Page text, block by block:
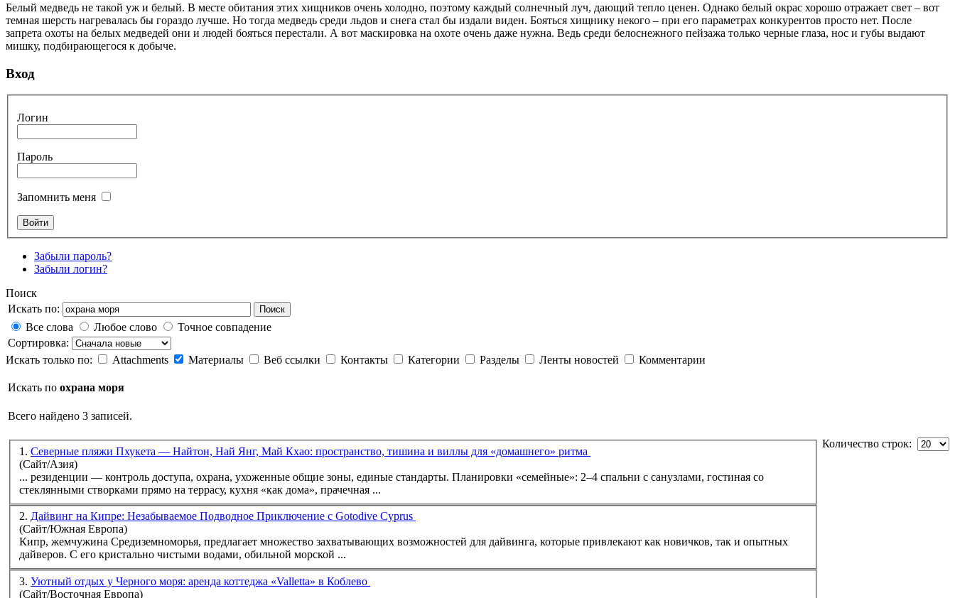
Белый медведь не такой уж и белый. В месте обитания этих хищников очень холодно, поэтому каждый солнечный луч, дающий тепло ценен. Однако белый окрас хорошо отражает свет – вот
темная шерсть нагревалась бы гораздо лучше. Но тогда медведь среди льдов и снега стал бы издали виден. Бояться хищнику некого – при его параметрах конкурентов просто нет. После
запрета охоты на белых медведей они и людей бояться перестали. А вот маскировка на охоте очень даже нужна. Ведь среди белоснежного пейзажа только черные глаза, нос и губы выдают
мишку, подбирающегося к добыче.
Вход
Логин
Пароль
Запомнить меня
Забыли пароль?
Забыли логин?
Поиск
Искать по:
Поиск
Все слова Любое слово
Точное совпадение
Сортировка:
Искать только по:
Attachments Материалы Веб ссылки Контакты Категории Разделы Ленты новостей Комментарии
Искать по охрана моря
Всего найдено 3 записей.
Количество строк:
1. Северные пляжи Пхукета — Найтон, Най Янг, Май Кхао: пространство, тишина и виллы для «домашнего» ритма
(Сайт/Азия)
... резиденции — контроль доступа, охрана, ухоженные общие зоны, единые стандарты. Планировки «семейные»: 2–4 спальни с санузлами, гостиная со
стеклянными створками прямо на террасу, кухня «как дома», прачечная ...
2. Дайвинг на Кипре: Незабываемое Подводное Приключение с Gotodive Cyprus
(Сайт/Южная Европа)
Кипр, жемчужина Средиземноморья, предлагает множество захватывающих возможностей для дайвинга, которые привлекают как новичков, так и опытных
дайверов. С его кристально чистыми водами, обильной морской ...
3. Уютный отдых у Черного моря: аренда коттеджа «Valletta» в Коблево
(Сайт/Восточная Европа)